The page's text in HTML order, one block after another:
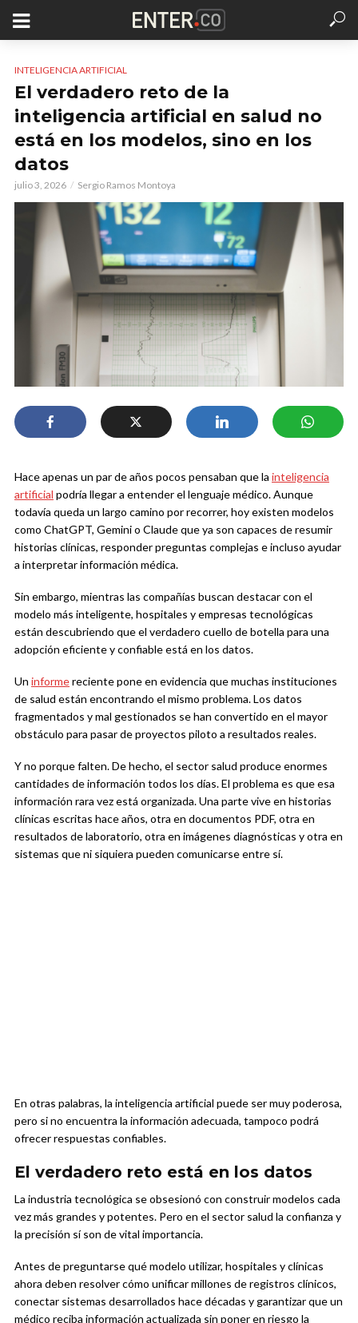
INTELIGENCIA ARTIFICIAL
El verdadero reto de la
inteligencia artificial en salud no
está en los modelos, sino en los
datos
julio 3, 2026 Sergio Ramos Montoya
Hace apenas un par de años pocos pensaban que la inteligencia
artificial podría llegar a entender el lenguaje médico. Aunque
todavía queda un largo camino por recorrer, hoy existen modelos
como ChatGPT, Gemini o Claude que ya son capaces de resumir
historias clínicas, responder preguntas complejas e incluso ayudar
a interpretar información médica.
Sin embargo, mientras las compañías buscan destacar con el
modelo más inteligente, hospitales y empresas tecnológicas
están descubriendo que el verdadero cuello de botella para una
adopción eficiente y confiable está en los datos.
Un informereciente pone en evidencia que muchas instituciones
de salud están encontrando el mismo problema. Los datos
fragmentados y mal gestionados se han convertido en el mayor
obstáculo para pasar de proyectos piloto a resultados reales.
Y no porque falten. De hecho, el sector salud produce enormes
cantidades de información todos los días. El problema es que esa
información rara vez está organizada. Una parte vive en historias
clínicas escritas hace años, otra en documentos PDF, otra en
resultados de laboratorio, otra en imágenes diagnósticas y otra en
sistemas que ni siquiera pueden comunicarse entre sí.
En otras palabras, la inteligencia artificial puede ser muy poderosa,
pero si no encuentra la información adecuada, tampoco podrá
ofrecer respuestas confiables.
El verdadero reto está en los datos
La industria tecnológica se obsesionó con construir modelos cada
vez más grandes y potentes. Pero en el sector salud la confianza y
la precisión sí son de vital importancia.
Antes de preguntarse qué modelo utilizar, hospitales y clínicas
ahora deben resolver cómo unificar millones de registros clínicos,
conectar sistemas desarrollados hace décadas y garantizar que un
médico reciba información actualizada sin poner en riesgo la